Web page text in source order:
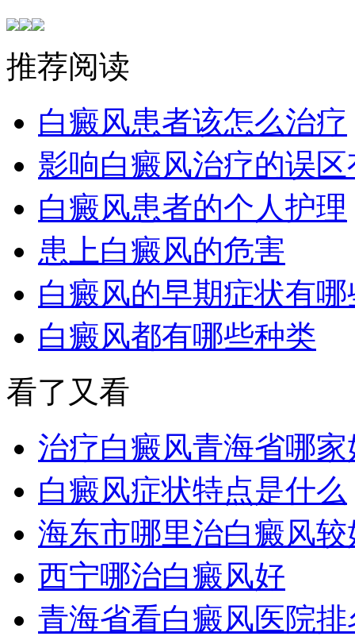
推荐阅读
白癜风患者该怎么治疗
影响白癜风治疗的误
白癜风患者的个人护理
患上白癜风的危害
白癜风的早期症状有哪
白癜风都有哪些种类
看了又看
治疗白癜风青海省哪家
白癜风症状特点是什么
海东市哪里治白癜风较
西宁哪治白癜风好
青海省看白癜风医院排